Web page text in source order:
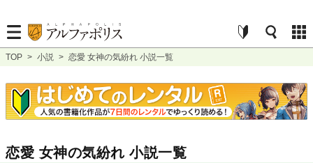
TOP > 小説 > 恋愛 女神の気紛れ 小説一覧
恋愛 女神の気紛れ 小説一覧